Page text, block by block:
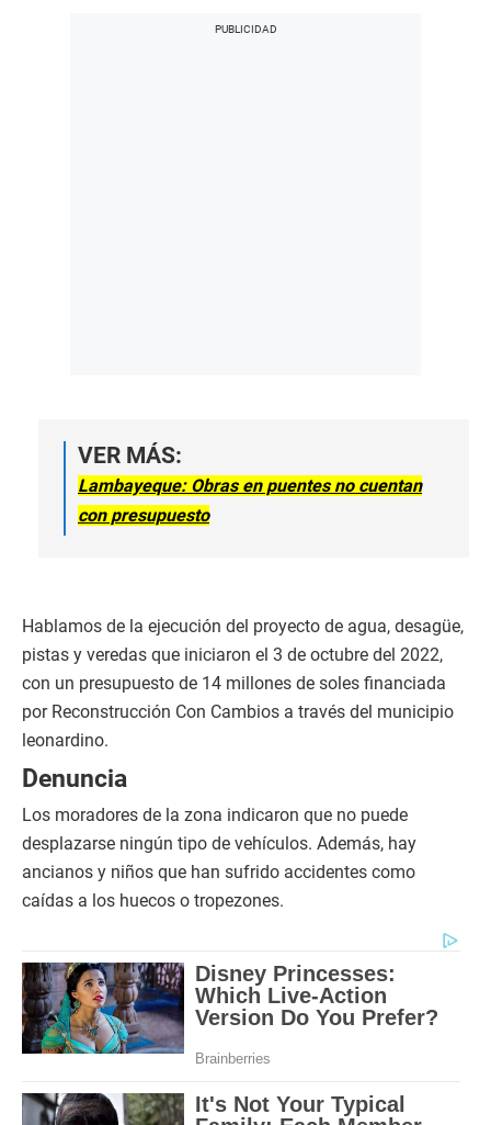
VER MÁS:
Lambayeque: Obras en puentes no cuentan
con presupuesto
Hablamos de la ejecución del proyecto de agua, desagüe,
pistas y veredas que iniciaron el 3 de octubre del 2022,
con un presupuesto de 14 millones de soles financiada
por Reconstrucción Con Cambios a través del municipio
leonardino.
Denuncia
Los moradores de la zona indicaron que no puede
desplazarse ningún tipo de vehículos. Además, hay
ancianos y niños que han sufrido accidentes como
caídas a los huecos o tropezones.